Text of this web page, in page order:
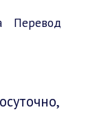
Перевод